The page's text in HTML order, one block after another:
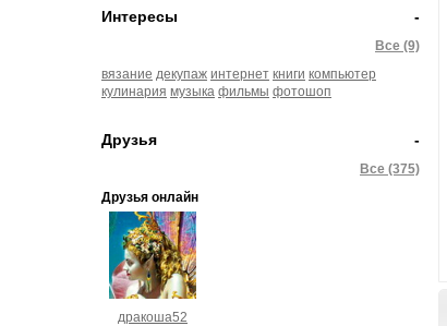
-
Интересы
Все (9)
вязание декупаж интернет книги компьютер
кулинария музыка фильмы фотошоп
-
Друзья
Все (375)
Друзья онлайн
дракоша52